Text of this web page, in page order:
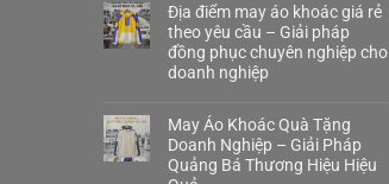
Địa điểm may áo khoác giá rẻ
theo yêu cầu – Giải pháp
đồng phục chuyên nghiệp cho
doanh nghiệp
May Áo Khoác Quà Tặng
Doanh Nghiệp – Giải Pháp
Quảng Bá Thương Hiệu Hiệu